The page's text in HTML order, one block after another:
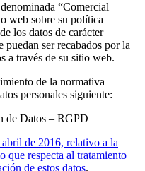
“Comercial
web sobre su política
los datos de carácter
puedan ser recabados por la
a través de su sitio web.
de la normativa
personales siguiente:
de Datos – RGPD
de 2016, relativo a la
que respecta al tratamiento
de estos datos.